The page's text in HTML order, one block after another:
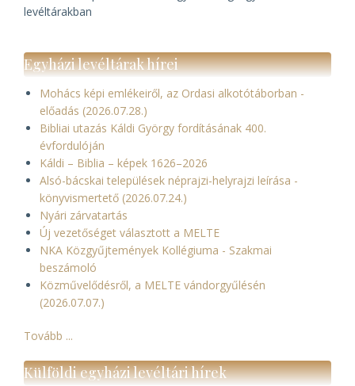
levéltárakban
Egyházi levéltárak hírei
Mohács képi emlékeiről, az Ordasi alkotótáborban -
előadás (2026.07.28.)
Bibliai utazás Káldi György fordításának 400.
évfordulóján
Káldi – Biblia – képek 1626–2026
Alsó-bácskai települések néprajzi-helyrajzi leírása -
könyvismertető (2026.07.24.)
Nyári zárvatartás
Új vezetőséget választott a MELTE
NKA Közgyűjtemények Kollégiuma - Szakmai
beszámoló
Közművelődésről, a MELTE vándorgyűlésén
(2026.07.07.)
Tovább ...
Külföldi egyházi levéltári hírek